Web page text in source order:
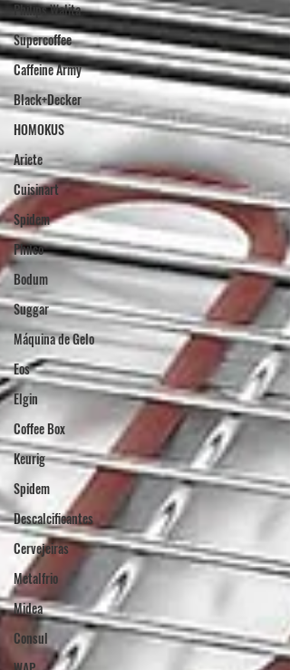
Philips Walita
Supercoffee
Caffeine Army
Black+Decker
HOMOKUS
Ariete
Cuisinart
Spidem
Philco
Bodum
Suggar
Máquina de Gelo
Eos
Elgin
Coffee Box
Keurig
Spidem
Descalcificantes
Cervejeiras
Metalfrio
Midea
Consul